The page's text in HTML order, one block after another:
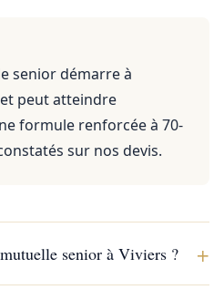
senior démarre à
peut atteindre
formule renforcée à 70-
sur nos devis.
senior à Viviers ? +